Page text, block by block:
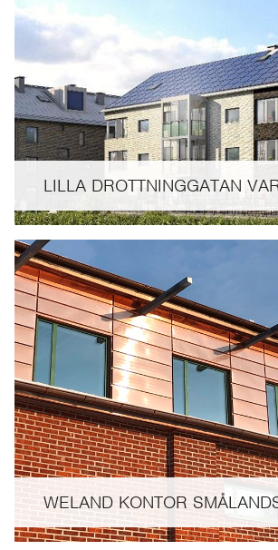
LILLA DROTTNINGGATAN
WELAND KONTOR